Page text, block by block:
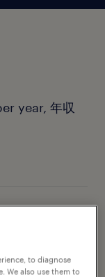
year, 年収
to diagnose
We also use them to